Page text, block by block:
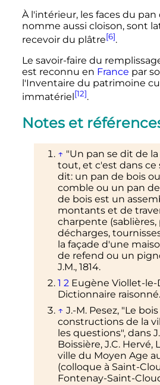
À l'intérieur, les faces du
nomme aussi cloison, sont
recevoir du plâtre[6].
Le savoir-faire du
est reconnu en France par
l'Inventaire du patrimoine
immatériel [12].
Notes et
↑ "Un pan se dit de
tout, et c'est dans ce
dit: un pan de bois
comble ou un pan
de bois est un
montants et de
charpente (sablières,
décharges,
la façade d'une
de refend ou un
J.M., 1814.
1 2 Eugène Viollet-le-
Dictionnaire raisonné.
↑ J.-M. Pesez, "Le
constructions de la
les questions", dans
Boissière, J.C. Hervé,
ville du Moyen Age
(colloque à Saint-
Fontenay-Saint-